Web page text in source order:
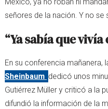
señores de la nación. Y no se
“Ya sabía que vivía
En su conferencia mañanera,
Sheinbaum dedicó unos
Gutiérrez Müller y criticó a la
difundió la información de la